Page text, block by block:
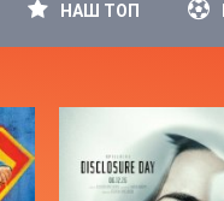
НАШ ТОП